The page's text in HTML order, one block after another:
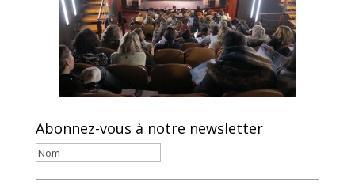
Abonnez-vous à notre newsletter